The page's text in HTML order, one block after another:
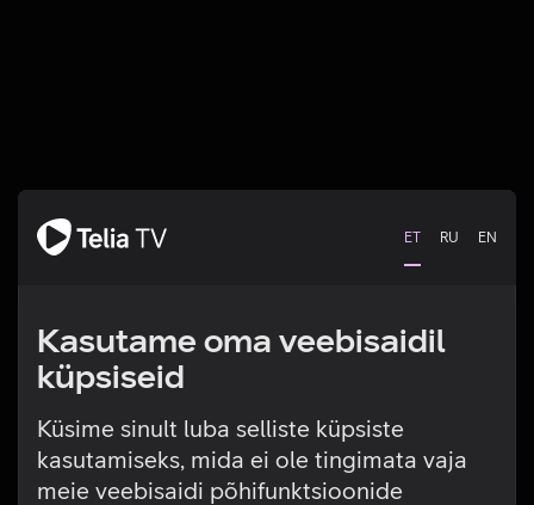
ET RU EN
Kasutame oma veebisaidil
küpsiseid
Küsime sinult luba selliste küpsiste
kasutamiseks, mida ei ole tingimata vaja
meie veebisaidi põhifunktsioonide
Tehniline viga